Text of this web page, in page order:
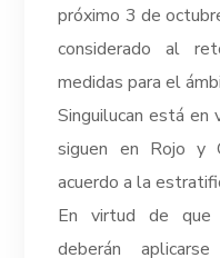
próximo 3 de
considerado al
medidas para el
Singuilucan está en
siguen en Rojo y
acuerdo a la
En virtud de que
deberán